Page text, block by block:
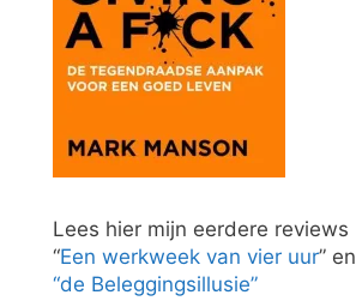
Lees hier mijn eerdere reviews
“Een werkweek van vier uur” en
“de Beleggingsillusie”